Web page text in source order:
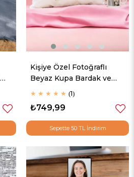
Kişiye Özel Fotoğraflı
Beyaz Kupa Bardak ve
Dikdörtgen Yastık
★ ★ ★ ★ ★ 1
₺749,99
Sepette 50 TL İndirim